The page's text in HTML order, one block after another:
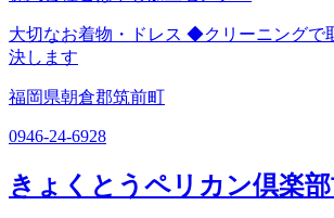
大切なお着物・ドレス ◆クリーニングで
決します
福岡県朝倉郡筑前町
0946-24-6928
きょくとうペリカン倶楽